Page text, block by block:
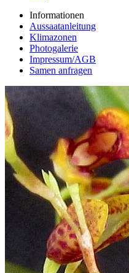
Informationen
Aussaatanleitung
Klimazonen
Photogalerie
Impressum/AGB
Samen anfragen